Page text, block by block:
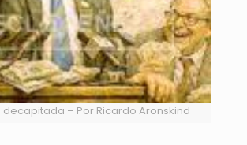
– Por Ricardo Aronskind